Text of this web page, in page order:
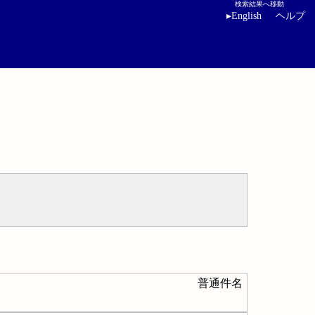
検索結果へ移動
▸English ヘルプ
普通件名